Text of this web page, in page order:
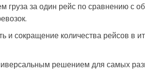
груза за один рейс по сравнению с
и сокращение количества рейсов в
решением для самых